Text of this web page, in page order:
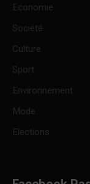
Economie
Société
Culture
Sport
Environnement
Mode
Elections